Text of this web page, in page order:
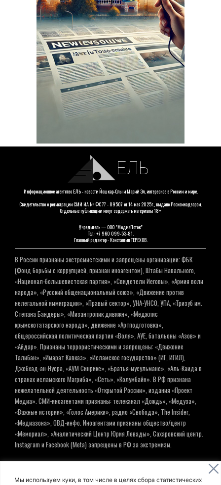
Мы используем куки, в том числе в целях сбора статистических
ЕЛЬ
Информационное агентство ЕЛЬ - новости Йошкар-Олы и Марий Эл, интересное в России и мире.
Свидетельство о регистрации СМИ ИА № ФС 77 - 89507 от 14 мая 2025г., выдано Роскомнадзором.
Отдельные публикации могут содержать материалы 18+
Учредитель — ООО "МедиаПоток"
Тел.: +7 960 099-53-81.
Главный редактор - Константин ТЕРЕХОВ.
В России признаны экстремистскими и запрещены организации: ФБК
(Фонд борьбы с коррупцией, признан иноагентом), Штабы Навального,
«Национал-большевистская партия», «Свидетели Иеговы», «Армия воли
народа», «Русский общенациональный союз», «Движение против
нелегальной иммиграции», «Правый сектор», УНА-УНСО, УПА, «Тризуб им.
Степана Бандеры», «Мизантропик дивижн», «Меджлис
крымскотатарского народа», движение «Артподготовка»,
общероссийская политическая партия «Воля», АУЕ, батальоны «Азов» и
«Айдар». Признаны террористическими и запрещены: «Движение
Талибан», «Имарат Кавказ», «Исламское государство» (ИГ, ИГИЛ),
Джебхад-ан-Нусра, «АУМ Синрике», «Братья-мусульмане», «Аль-Каида в
странах исламского Магриба», «Сеть», «Колумбайн». В РФ признана
нежелательной деятельность «Открытой России», издания «Проект
Медиа». СМИ-иноагентами признаны: телеканал «Дождь», «Медуза»,
«Важные истории», «Голос Америки», радио «Свобода», The Insider,
«Медиазона», ОВД-инфо. Иноагентами признаны общество/центр
«Мемориал», «Аналитический Центр Юрия Левады», Сахаровский центр.
Instagram и Facebook (Metа) запрещены в РФ за экстремизм.
© ИНФОРМАЦИОННОЕ АГЕНТСТВО ЕЛЬ